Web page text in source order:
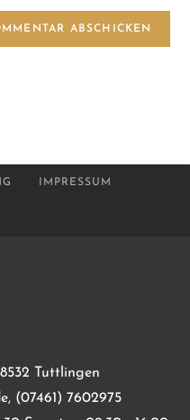
IMPRESSUM
Tuttlingen
(07461) 7602975